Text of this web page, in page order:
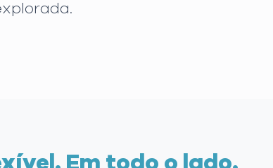
Em todo o lado.